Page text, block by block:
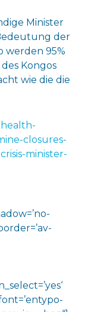
Minister
der
werden 95%
Kongos
wie die die
closures-
minister-